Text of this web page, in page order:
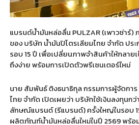
แบรนด์น้ำมันหล่อลื่น PULZAR (เพาวซ่าร์)
ของ บริษัท น้ำมันปิโตรเลียมไทย จำกัด ปร
รอบ15ปี เพื่อเปลี่ยนภาพจำสินค้าให้กลาย
ถึงง่าย พร้อมการเปิดตัวพรีเซนเตอร์ใหม่
นาย สัมพันธ์ ติงธนาธิกุล กรรมการผู้จัดกา
ไทย จำกัด เปิดเผยว่า บริษัทใช้เงินลงทุนกว่า
ลักษณ์แบรนด์(รีแบรนด์)ครั้งใหญ่ในรอบ
ผลิตภัณฑ์น้ำมันหล่อลื่นใหม่ในปี 2569พร้อ